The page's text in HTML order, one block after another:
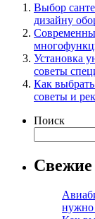
Выбор
дизайну
Установка
советы
Как
советы и
Поиск
Свежие
нужно